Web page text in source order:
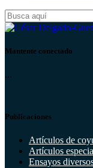
Mantente conectado
...
Publicaciones
Artículos de
Artículos
Ensayos